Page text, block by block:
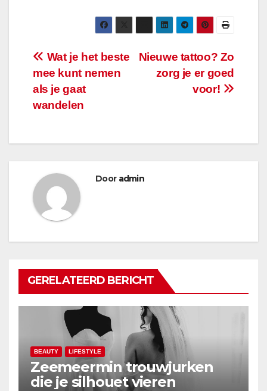
Bericht
navigatie
Nieuwe tattoo? Zo
zorg je er goed
voor!
Wat je het beste
mee kunt nemen
als je gaat
wandelen
Door admin
GERELATEERD BERICHT
BEAUTY LIFESTYLE
Zeemeermin trouwjurken
die je silhouet vieren